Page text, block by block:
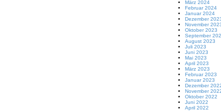
März 2024
Februar 2024
Januar 2024
Dezember
November
Oktober 2023
September
August 2023
Juli 2023
Juni 2023
Mai 2023
April 2023
März 2023
Februar 2023
Januar 2023
Dezember
November
Oktober 2022
Juni 2022
April 2022